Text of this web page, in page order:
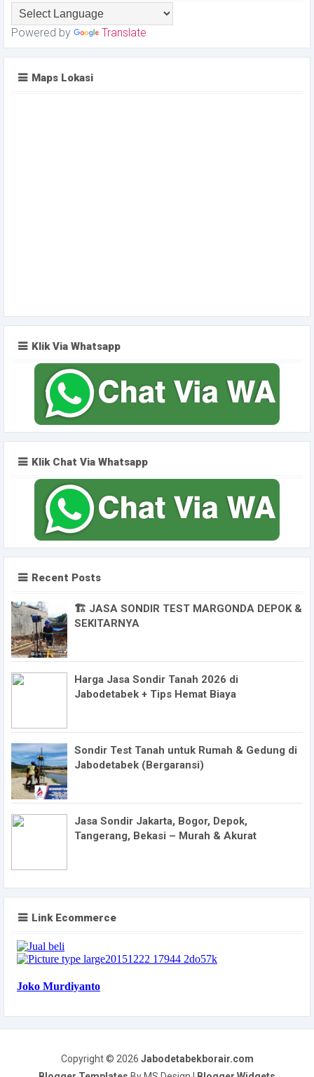
Powered by Translate
Maps Lokasi
Klik Via Whatsapp
Klik Chat Via Whatsapp
Recent Posts
🏗️ JASA SONDIR TEST MARGONDA DEPOK &
SEKITARNYA
Harga Jasa Sondir Tanah 2026 di
Jabodetabek + Tips Hemat Biaya
Sondir Test Tanah untuk Rumah & Gedung di
Jabodetabek (Bergaransi)
Jasa Sondir Jakarta, Bogor, Depok,
Tangerang, Bekasi – Murah & Akurat
Link Ecommerce
Copyright © 2026 Jabodetabekborair.com